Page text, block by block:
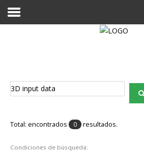
Total: encontrados 0 resultados.
Condiciones de búsqueda: